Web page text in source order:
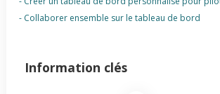
- Collaborer ensemble sur le tableau de bord
Information clés